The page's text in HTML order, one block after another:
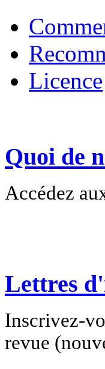
Licence
Quoi de
Accédez
Lettres
Inscrivez-
revue